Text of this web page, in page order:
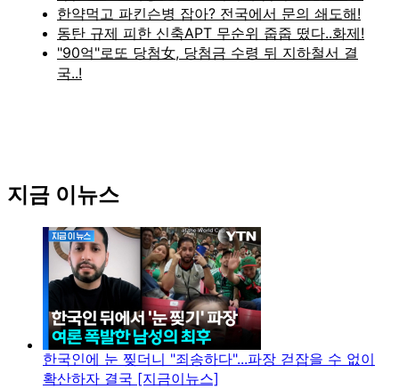
지금 이뉴스
한국인에 눈 찢더니 "죄송하다"...파장 걷잡을 수 없이
확산하자 결국 [지금이뉴스]